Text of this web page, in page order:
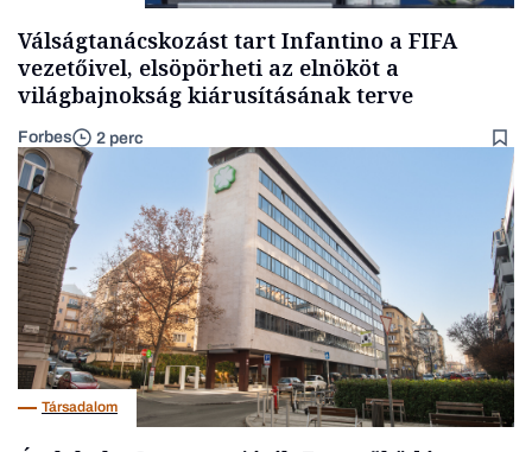
Válságtanácskozást tart Infantino a FIFA
vezetőivel, elsöpörheti az elnököt a
világbajnokság kiárusításának terve
Forbes 2 perc
Társadalom